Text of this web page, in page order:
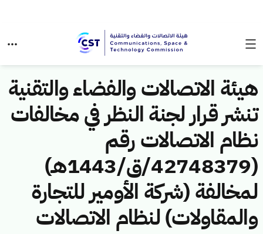
هيئة الاتصالات والفضاء والتقنية
تنشر قرار لجنة النظر في مخالفات
نظام الاتصالات رقم
(42748379/ق/1443هـ)
لمخالفة (شركة الأومير للتجارة
والمقاولات) لنظام الاتصالات